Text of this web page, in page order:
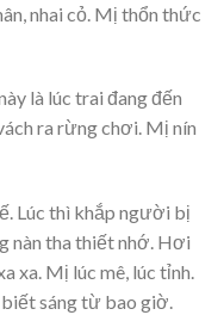
nhai cỏ. Mị thổn thức
là lúc trai đang đến
ra rừng chơi. Mị nín
Lúc thì khắp người bị
nàn tha thiết nhớ. Hơi
xa. Mị lúc mê, lúc tỉnh.
sáng từ bao giờ.